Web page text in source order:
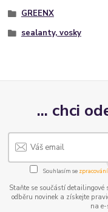
GREENX
sealanty, vosky
... chci
Souhlasím se
Staňte se součástí
odběru novinek a získejte
na